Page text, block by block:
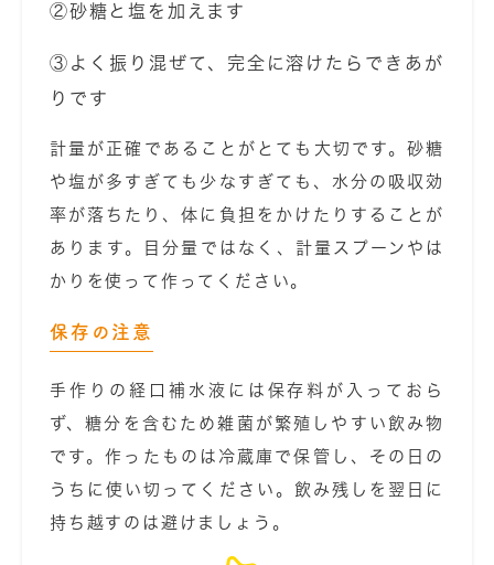
②砂糖と塩を加えます
③よく振り混ぜて、完全に溶けたらできあが
りです
計量が正確であることがとても大切です。砂糖
や塩が多すぎても少なすぎても、水分の吸収効
率が落ちたり、体に負担をかけたりすることが
あります。目分量ではなく、計量スプーンやは
かりを使って作ってください。
保存の注意
手作りの経口補水液には保存料が入っておら
ず、糖分を含むため雑菌が繁殖しやすい飲み物
です。作ったものは冷蔵庫で保管し、その日の
うちに使い切ってください。飲み残しを翌日に
持ち越すのは避けましょう。